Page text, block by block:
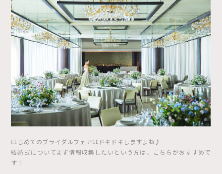
はじめてのブライダルフェアはドキドキしますよね♪
結婚式についてまず情報収集したいという方は、こちらがおすすめで
す！